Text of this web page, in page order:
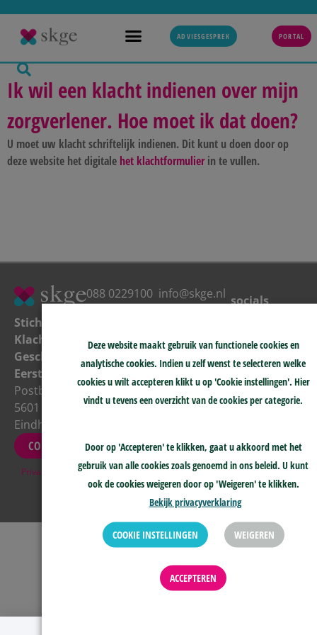
ADVIESGESPREK PORTAL
Ik wil een klacht indienen over mijn
zorgverlener. Hoe moet ik dat doen?
U moet uw klacht schriftelijk indienen. Dit kunt u doen door op
deze website het digitale het klachtformulierin te vullen.
Stichting
Klachten &
Geschillen
Eerstelijnszorg
Postbus 8018
5601 KA
Eindhoven
CONTACT
088 0229100
telefonisch
maandag tot
en met
donderdag
info@skge.nl
Geschillenprocedure
>
socials
NIEUWSBRIEF
Privacy Disclaimer
Deze website maakt gebruik van functionele cookies en
analytische cookies. Indien u zelf wenst te selecteren welke
cookies u wilt accepteren klikt u op 'Cookie instellingen'. Hier
vindt u tevens een overzicht van de cookies per categorie.
Door op 'Accepteren' te klikken, gaat u akkoord met het
gebruik van alle cookies zoals genoemd in ons beleid. U kunt
ook de cookies weigeren door op 'Weigeren' te klikken.
Bekijk privacyverklaring
COOKIE INSTELLINGEN WEIGEREN
ACCEPTEREN